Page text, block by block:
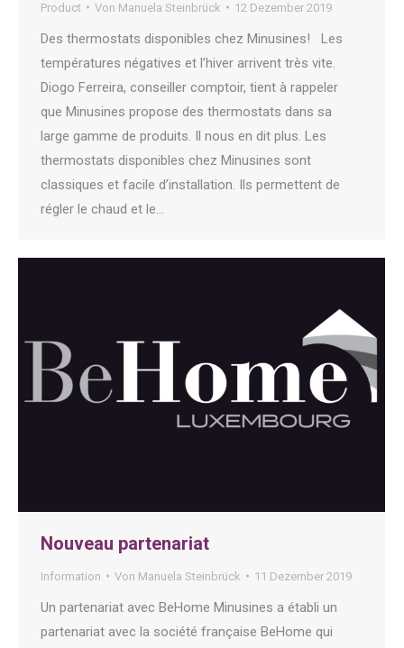
Product Von Manuela Steinbrück 12 Dezember 2019
Des thermostats disponibles chez Minusines! Les
températures négatives et l’hiver arrivent très vite.
Diogo Ferreira, conseiller comptoir, tient à rappeler
que Minusines propose des thermostats dans sa
large gamme de produits. Il nous en dit plus. Les
thermostats disponibles chez Minusines sont
classiques et facile d’installation. Ils permettent de
régler le chaud et le…
Nouveau partenariat
Information Von Manuela Steinbrück 11 Dezember 2019
Un partenariat avec BeHome Minusines a établi un
partenariat avec la société française BeHome qui